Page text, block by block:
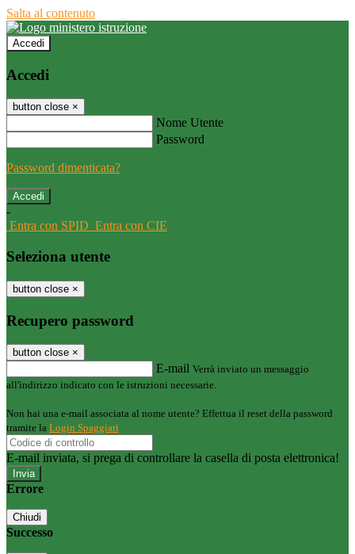
Salta al contenuto
Accedi
Accedi
button close ×
Nome Utente
Password
Password dimenticata?
-
Entra con SPID Entra con CIE
Seleziona utente
button close ×
Recupero password
button close ×
E-mail Verrà inviato un messaggio
all'indirizzo indicato con le istruzioni necessarie.
Non hai una e-mail associata al nome utente? Effettua il reset della password
tramite la Login Spaggiari
E-mail inviata, si prega di controllare la casella di posta elettronica!
Errore
Chiudi
Successo